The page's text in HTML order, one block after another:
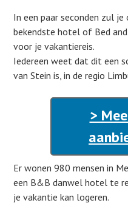
In een paar seconden zul
bekendste hotel of Bed
voor je vakantiereis.
Iedereen weet dat dit een
van Stein is, in de regio
>
Er wonen 980 mensen in
een B&B danwel hotel te
je vakantie kan logeren.